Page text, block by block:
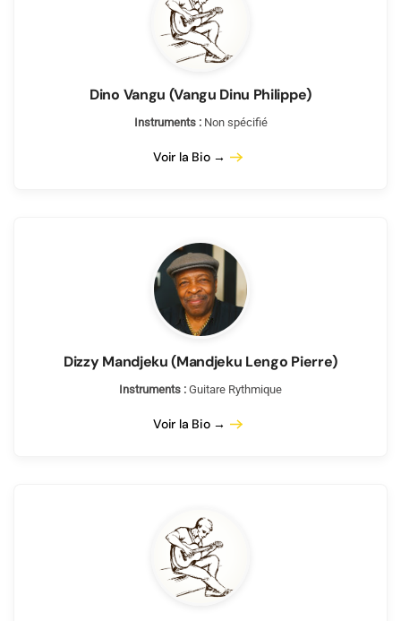
Dino Vangu (Vangu Dinu Philippe)
Instruments :Non spécifié
Voir la Bio →
Dizzy Mandjeku (Mandjeku Lengo Pierre)
Instruments : Guitare Rythmique
Voir la Bio →